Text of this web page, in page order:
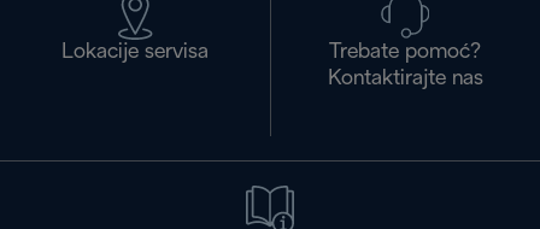
Lokacije servisa
Trebate pomoć?
Kontaktirajte nas